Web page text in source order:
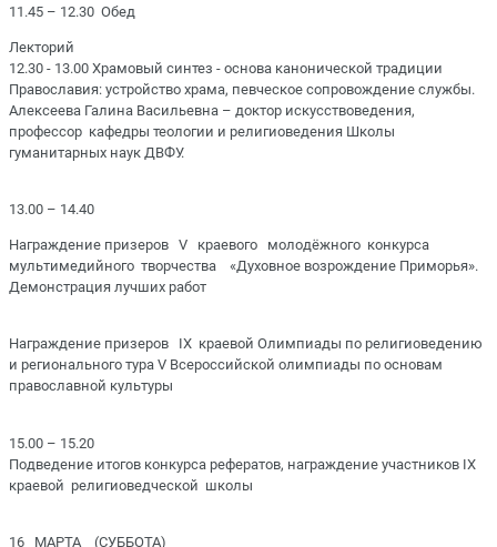
11.45 – 12.30 Обед
Лекторий
12.30 - 13.00 Храмовый синтез - основа канонической традиции
Православия: устройство храма, певческое сопровождение службы.
Алексеева Галина Васильевна – доктор искусствоведения,
профессор кафедры теологии и религиоведения Школы
гуманитарных наук ДВФУ.
13.00 – 14.40
Награждение призеров V краевого молодёжного конкурса
мультимедийного творчества «Духовное возрождение Приморья».
Демонстрация лучших работ
Награждение призеров IX краевой Олимпиады по религиоведению
и регионального тура V Всероссийской олимпиады по основам
православной культуры
15.00 – 15.20
Подведение итогов конкурса рефератов, награждение участников IX
краевой религиоведческой школы
16 МАРТА (СУББОТА)